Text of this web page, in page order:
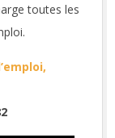
toutes les